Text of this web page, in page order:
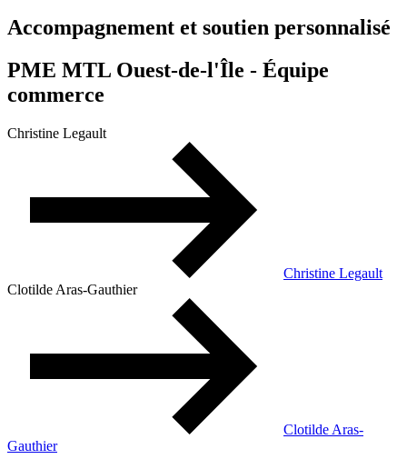
Accompagnement et soutien personnalisé
PME MTL Ouest-de-l'Île - Équipe
commerce
Christine Legault
Christine Legault
Clotilde Aras-Gauthier
Clotilde Aras-
Gauthier